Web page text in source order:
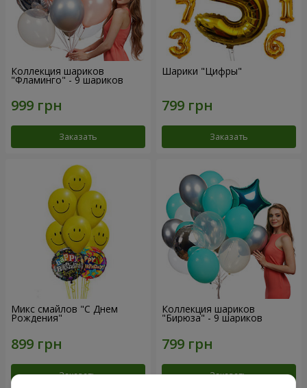
Коллекция шариков
"Фламинго" - 9 шариков
Заказать
Шарики "Цифры"
Заказать
Микс смайлов "C Днем
Рождения"
Заказать
Коллекция шариков
"Бирюза" - 9 шариков
Заказать